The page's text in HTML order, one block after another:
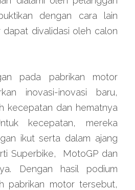
dengan cara lain
divalidasi oleh calon
pada pabrikan motor
inovasi-inovasi baru,
kecepatan dan hematnya
kecepatan, mereka
ikut serta dalam ajang
Superbike,  MotoGP dan
Dengan hasil podium
pabrikan motor tersebut,